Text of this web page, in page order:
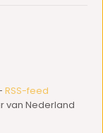
RSS-feed
van Nederland